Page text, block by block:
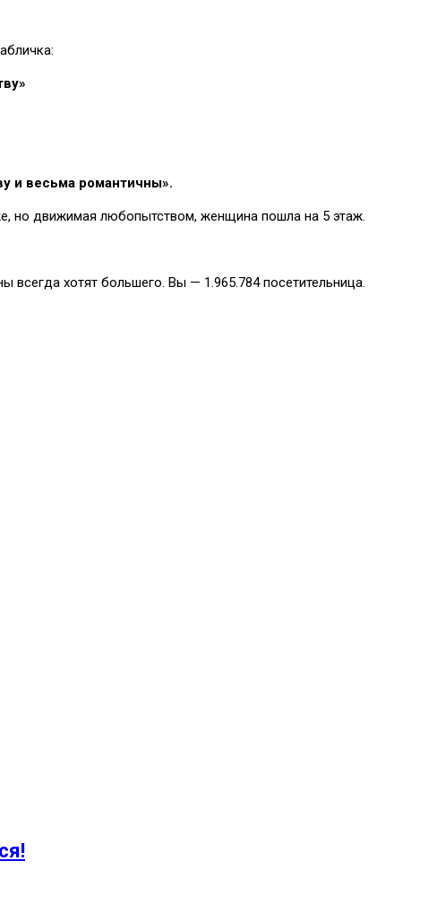
и весьма романтичны».
но движимая любопытством, женщина пошла на 5 этаж.
хотят большего. Вы — 1.965.784 посетительница.